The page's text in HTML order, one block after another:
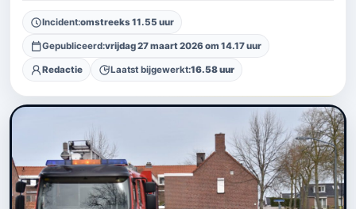
Incident:omstreeks 11.55 uur
Gepubliceerd:vrijdag 27 maart 2026 om 14.17 uur
Redactie Laatst bijgewerkt:16.58 uur